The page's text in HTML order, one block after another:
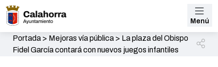
Menú
Portada> Mejoras vía pública> La plaza del Obispo
Fidel García contará con nuevos juegos infantiles